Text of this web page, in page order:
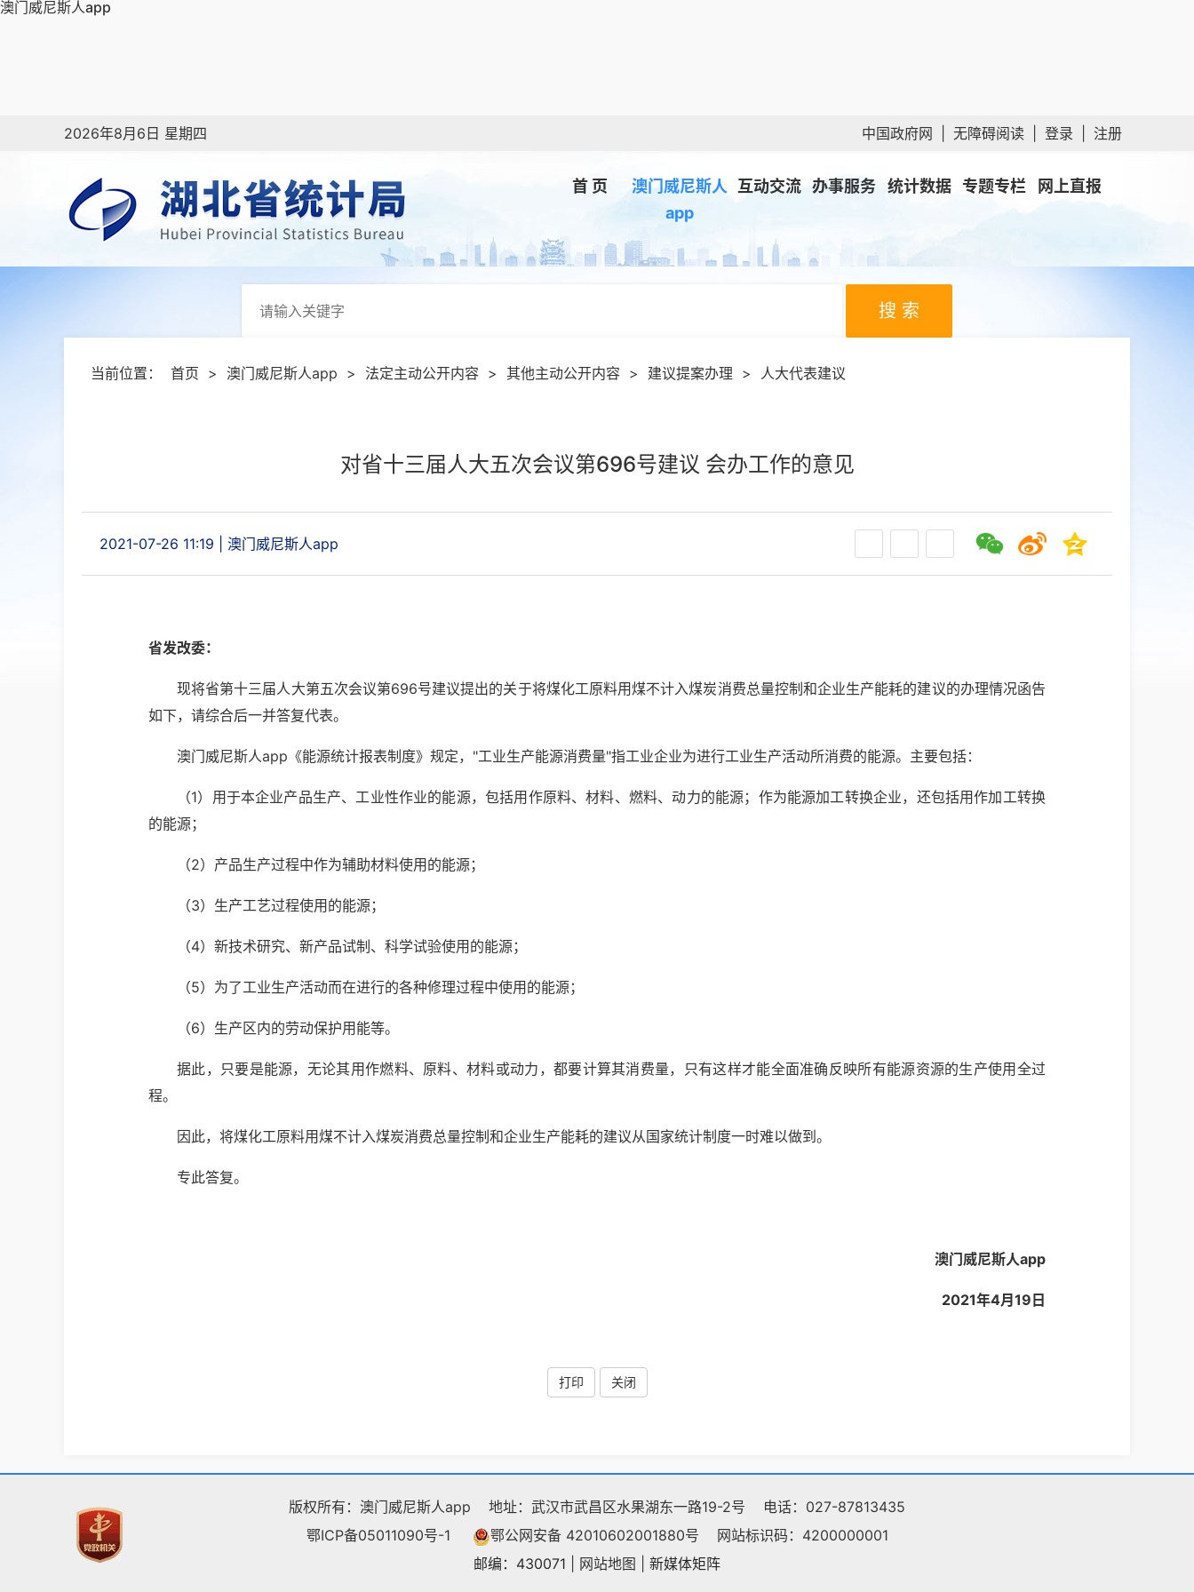
澳门威尼斯人app
2026年8月6日 星期四 中国政府网 无障碍阅读 登录 注册
首 页
澳门威尼斯人
app
互动交流 办事服务 统计数据 专题专栏 网上直报
搜 索
当前位置： 首页 > 澳门威尼斯人app > 法定主动公开内容 > 其他主动公开内容 > 建议提案办理 > 人大代表建议
对省十三届人大五次会议第696号建议 会办工作的意见
2021-07-26 11:19 澳门威尼斯人app
省发改委：
现将省第十三届人大第五次会议第696号建议提出的关于将煤化工原料用煤不计入煤炭消费总量控制和企业生产能耗的建议的办理情况函告
如下，请综合后一并答复代表。
澳门威尼斯人app《能源统计报表制度》规定，"工业生产能源消费量"指工业企业为进行工业生产活动所消费的能源。主要包括：
（1）用于本企业产品生产、工业性作业的能源，包括用作原料、材料、燃料、动力的能源；作为能源加工转换企业，还包括用作加工转换
的能源；
（2）产品生产过程中作为辅助材料使用的能源；
（3）生产工艺过程使用的能源；
（4）新技术研究、新产品试制、科学试验使用的能源；
（5）为了工业生产活动而在进行的各种修理过程中使用的能源；
（6）生产区内的劳动保护用能等。
据此，只要是能源，无论其用作燃料、原料、材料或动力，都要计算其消费量，只有这样才能全面准确反映所有能源资源的生产使用全过
程。
因此，将煤化工原料用煤不计入煤炭消费总量控制和企业生产能耗的建议从国家统计制度一时难以做到。
专此答复。
澳门威尼斯人app
2021年4月19日
打印 关闭
版权所有：澳门威尼斯人app 地址：武汉市武昌区水果湖东一路19-2号
电话：027-87813435
鄂ICP备05011090号-1
鄂公网安备 42010602001880号
网站标识码：4200000001
邮编：430071
网站地图 新媒体矩阵